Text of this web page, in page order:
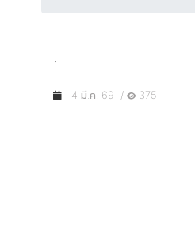
.
4 มี.ค. 69 / 375